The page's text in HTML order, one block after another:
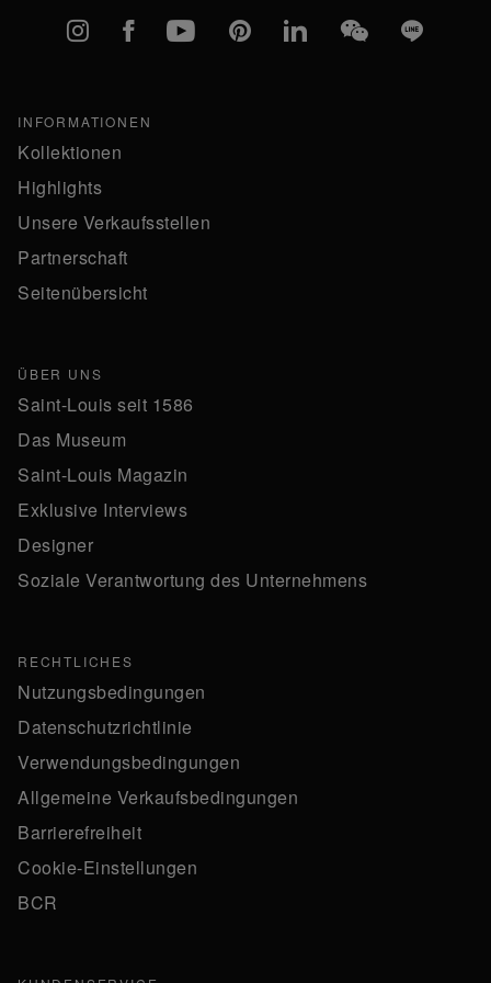
Instagram
FacebookYouTubePinterestlinkedInWeChatLine
INFORMATIONEN
Kollektionen
Highlights
Unsere Verkaufsstellen
Partnerschaft
Seitenübersicht
ÜBER UNS
Saint-Louis seit 1586
Das Museum
Saint-Louis Magazin
Exklusive Interviews
Designer
Soziale Verantwortung des Unternehmens
RECHTLICHES
Nutzungsbedingungen
Datenschutzrichtlinie
Verwendungsbedingungen
Allgemeine Verkaufsbedingungen
Barrierefreiheit
Cookie-Einstellungen
BCR